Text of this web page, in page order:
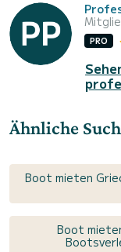
PRO
Ähnliche
Boot mieten
Boot